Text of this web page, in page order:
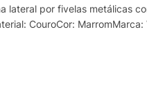
lateral por fivelas metálicas
CouroCor: MarromMarca: